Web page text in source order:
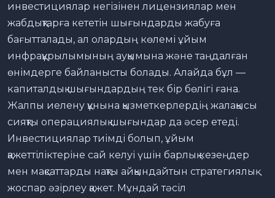
инвестициялар негізінен лицензиялар мен
жабдықтарға кететін шығындарды жабуға
бағытталады, ал олардың көлемі ұйым
инфрақұрылымының ауқымына және таңдалған
өнімдерге байланысты болады. Алайда бұл —
капиталдық шығындардың тек бір бөлігі ғана.
Жалпы иелену құнына қызметкерлердің жалақысы
сияқты операциялық шығындар да әсер етеді.
Инвестициялар тиімді болып, ұйым
қажеттіліктеріне сай келуі үшін барлық кезеңдер
мен мақсаттарды нақты айқындайтын стратегиялық
жоспар әзірлеу қажет. Мұндай тәсіл